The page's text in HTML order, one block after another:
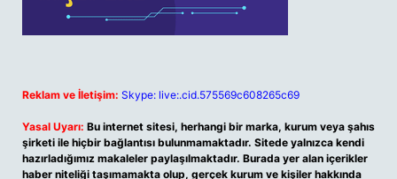
Reklam ve İletişim: Skype: live:.cid.575569c608265c69
Yasal Uyarı: Bu internet sitesi, herhangi bir marka, kurum veya şahıs
şirketi ile hiçbir bağlantısı bulunmamaktadır. Sitede yalnızca kendi
hazırladığımız makaleler paylaşılmaktadır. Burada yer alan içerikler
haber niteliği taşımamakta olup, gerçek kurum ve kişiler hakkında